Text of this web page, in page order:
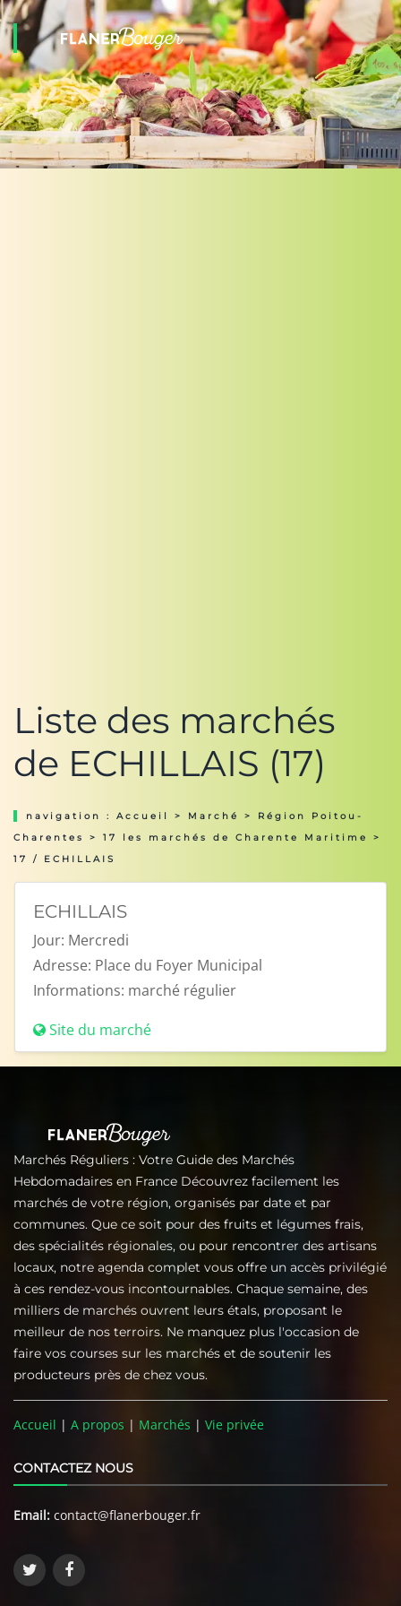
Liste des marchés
de ECHILLAIS (17)
navigation : Accueil > Marché > Région Poitou-
Charentes
> 17 les marchés de Charente Maritime
>
17 / ECHILLAIS
ECHILLAIS
Jour: Mercredi
Adresse: Place du Foyer Municipal
Informations: marché régulier
Site du marché
Marchés Réguliers : Votre Guide des Marchés
Hebdomadaires en France Découvrez facilement les
marchés de votre région, organisés par date et par
communes. Que ce soit pour des fruits et légumes frais,
des spécialités régionales, ou pour rencontrer des artisans
locaux, notre agenda complet vous offre un accès privilégié
à ces rendez-vous incontournables. Chaque semaine, des
milliers de marchés ouvrent leurs étals, proposant le
meilleur de nos terroirs. Ne manquez plus l'occasion de
faire vos courses sur les marchés et de soutenir les
producteurs près de chez vous.
Accueil | A propos | Marchés | Vie privée
CONTACTEZ NOUS
Email: contact@flanerbouger.fr